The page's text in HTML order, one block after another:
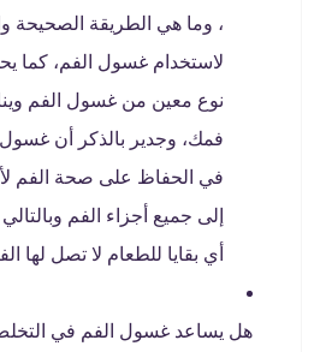
، وما هي الطريقة الصحيحة
لاستخدام غسول الفم، كما
نوع معين من غسول الفم
فمك، وجدير بالذكر أن
في الحفاظ على صحة الفم
إلى جميع أجزاء الفم
أي بقايا للطعام لا تصل لها
هل يساعد غسول الفم في